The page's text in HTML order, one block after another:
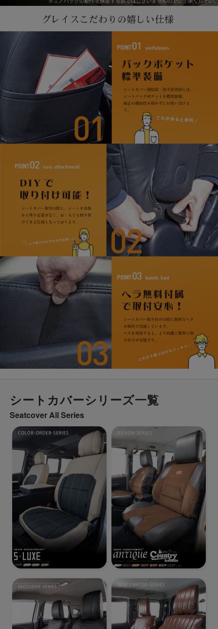
シートカバーシリーズ一覧
Seatcover All Series